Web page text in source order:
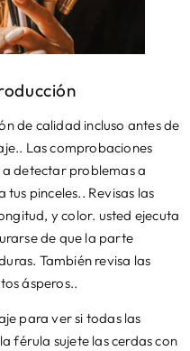
de calidad incluso antes de
Las comprobaciones
detectar problemas a
pinceles.. Revisas las
y color. usted ejecuta
de que la parte
También revisa las
ásperos..
para ver si todas las
férula sujete las cerdas con